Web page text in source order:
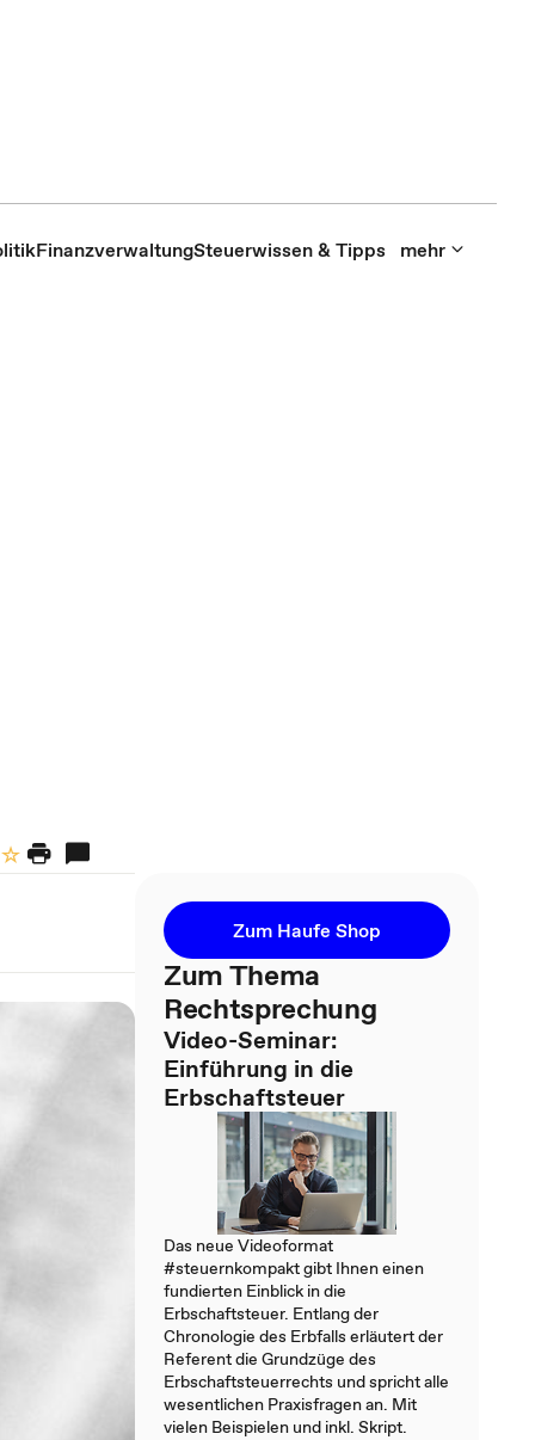
FinanzverwaltungSteuerwissen & Tipps mehr
Zum Haufe Shop
Zum Thema
Rechtsprechung
Video-Seminar:
Einführung in die
Erbschaftsteuer
Das neue Videoformat
#steuernkompakt gibt Ihnen einen
fundierten Einblick in die
Erbschaftsteuer. Entlang der
Chronologie des Erbfalls erläutert der
Referent die Grundzüge des
Erbschaftsteuerrechts und spricht alle
wesentlichen Praxisfragen an. Mit
vielen Beispielen und inkl. Skript.